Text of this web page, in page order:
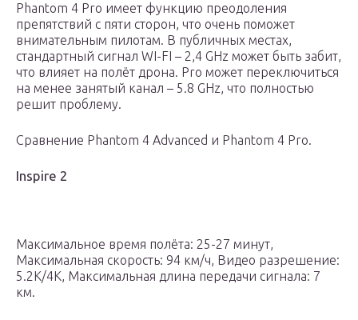
Phantom 4 Pro имеет функцию преодоления
препятствий с пяти сторон, что очень поможет
внимательным пилотам. В публичных местах,
стандартный сигнал WI-FI – 2,4 GHz может быть забит,
что влияет на полёт дрона. Pro может переключиться
на менее занятый канал – 5.8 GHz, что полностью
решит проблему.
Сравнение Phantom 4 Advanced и Phantom 4 Pro.
Inspire 2
Максимальное время полёта: 25-27 минут,
Максимальная скорость: 94 км/ч, Видео разрешение:
5.2K/4K, Максимальная длина передачи сигнала: 7
км.